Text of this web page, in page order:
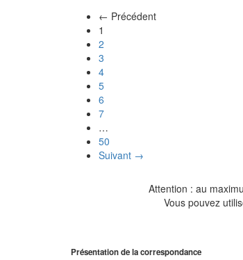
← Précédent
1
2
3
4
5
6
7
…
50
Suivant →
Attention : au
Vous pouvez
Présentation de la correspondance